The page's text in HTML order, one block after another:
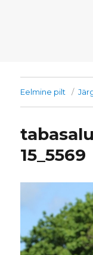
Eelmine pilt
15_5569